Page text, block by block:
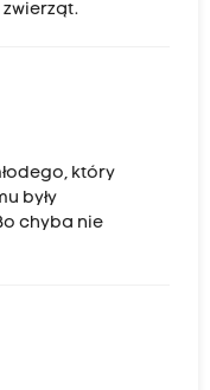
który
były
chyba nie